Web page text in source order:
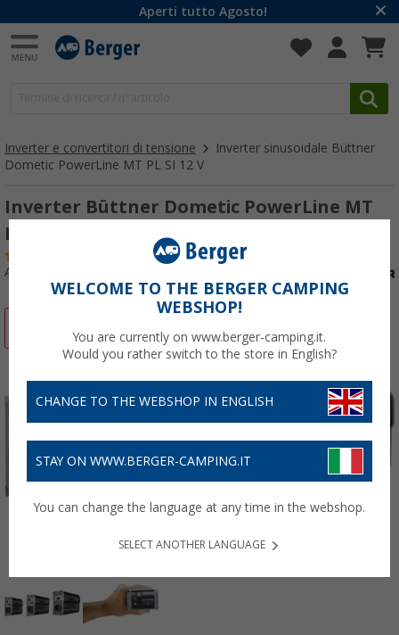
Aperti tutto Agosto!
Inverter e convertitori di tensione
Inverter sinusoidale Büttner
Dometic PowerLine MT PL SI 12 V
Inverter Büttner Dometic PowerLine MT
PL300SI 12 V 300 W
Articolo n: 280660
WELCOME TO THE BERGER CAMPING
WEBSHOP!
You are currently on www.berger-camping.it.
Would you rather switch to the store in English?
CHANGE TO THE WEBSHOP IN ENGLISH
STAY ON WWW.BERGER-CAMPING.IT
You can change the language at any time in the webshop.
SELECT ANOTHER LANGUAGE